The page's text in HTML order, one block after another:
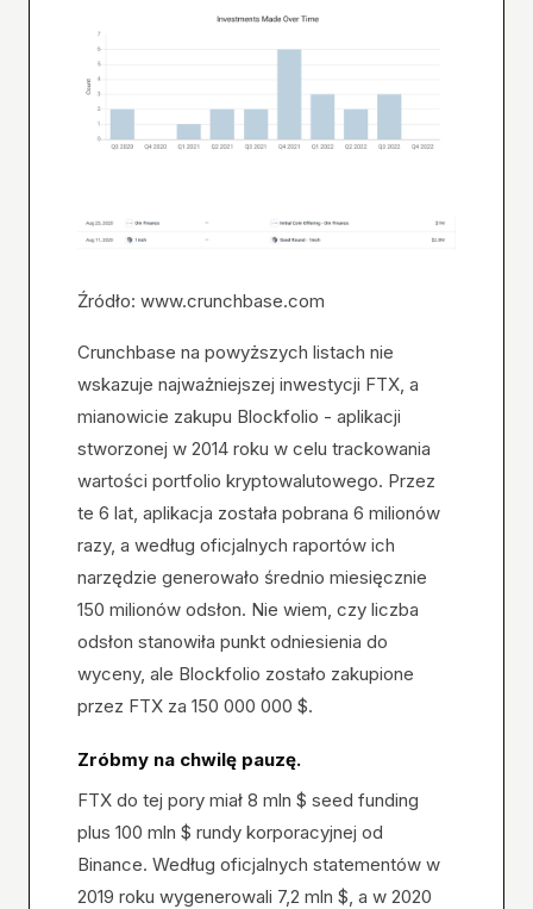
Źródło: www.crunchbase.com
Crunchbase na powyższych listach nie
wskazuje najważniejszej inwestycji FTX, a
mianowicie zakupu Blockfolio - aplikacji
stworzonej w 2014 roku w celu trackowania
wartości portfolio kryptowalutowego. Przez
te 6 lat, aplikacja została pobrana 6 milionów
razy, a według oficjalnych raportów ich
narzędzie generowało średnio miesięcznie
150 milionów odsłon. Nie wiem, czy liczba
odsłon stanowiła punkt odniesienia do
wyceny, ale Blockfolio zostało zakupione
przez FTX za 150 000 000 $.
Zróbmy na chwilę pauzę.
FTX do tej pory miał 8 mln $ seed funding
plus 100 mln $ rundy korporacyjnej od
Binance. Według oficjalnych statementów w
2019 roku wygenerowali 7,2 mln $, a w 2020